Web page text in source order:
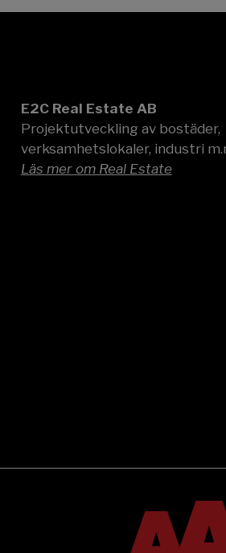
E2C Real Estate AB
Projektutveckling av bostäder,
verksamhetslokaler, industri
Läs mer om Real Estate